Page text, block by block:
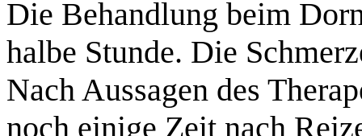
Die Behandlung beim
halbe Stunde. Die
Nach Aussagen des
noch einige Zeit nach